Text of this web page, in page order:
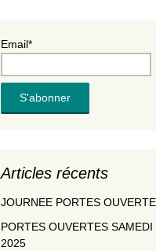
Email*
Articles récents
JOURNEE PORTES
PORTES OUVERTES SAMEDI
2025